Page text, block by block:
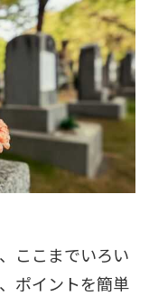
ここまでいろい
ポイントを簡単